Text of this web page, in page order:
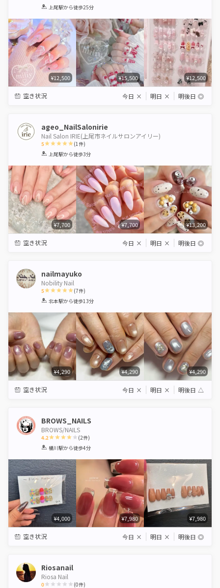
1 2 3 4 5
上尾駅から徒歩25分
¥12,500 ¥15,500 ¥12,500
空き状況 今日 × 明日 × 明後日 ◎
ageo_NailSalonirie
Nail Salon IRIE(上尾市ネイルサロンアイリー)
5
1 2 3 4 5
(1件)
上尾駅から徒歩3分
¥7,700 ¥7,700 ¥13,200
空き状況 今日 × 明日 × 明後日 ◎
nailmayuko
Nobility Nail
5
1 2 3 4 5
(7件)
北本駅から徒歩13分
¥4,290 ¥4,290 ¥4,290
空き状況 今日 × 明日 × 明後日 △
BROWS_NAILS
BROWS/NAILS
4.2
1 2 3 4 5
(2件)
桶川駅から徒歩4分
¥4,000 ¥7,980 ¥7,980
空き状況 今日 × 明日 × 明後日 ◎
Riosanail
Riosa Nail
0 (0件)